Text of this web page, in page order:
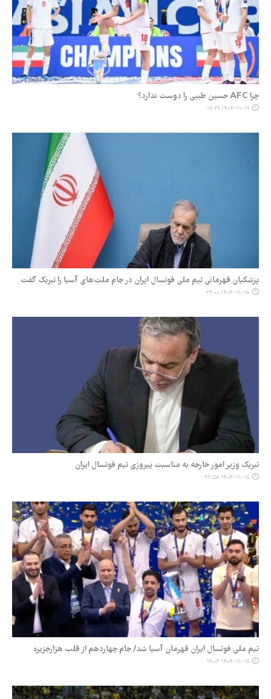
چرا AFC حسین طیبی را دوست ندارد؟
۱۴۰۴-۱۱-۱۹ ۱۶:۲۹
پزشکیان قهرمانی تیم ملی فوتسال ایران در جام ملت‌های آسیا را تبریک گفت
۱۴۰۴-۱۱-۱۸ ۲۳:۰۰
تبریک وزیر امور خارجه به مناسبت پیروزی تیم فوتسال ایران
۱۴۰۴-۱۱-۱۸ ۲۲:۵۸
تیم ملی فوتسال ایران قهرمان آسیا شد/ جام چهاردهم از قلب هزارجزیره
۱۴۰۴-۱۱-۱۸ ۱۹:۰۶